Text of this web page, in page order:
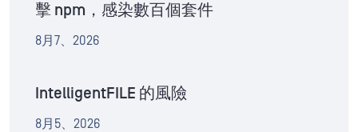
擊 npm，感染數百個套件
8月7、2026
IntelligentFILE 的風險
8月5、2026